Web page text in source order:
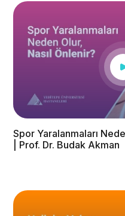
Spor Yaralanmaları
| Prof. Dr. Budak Akman